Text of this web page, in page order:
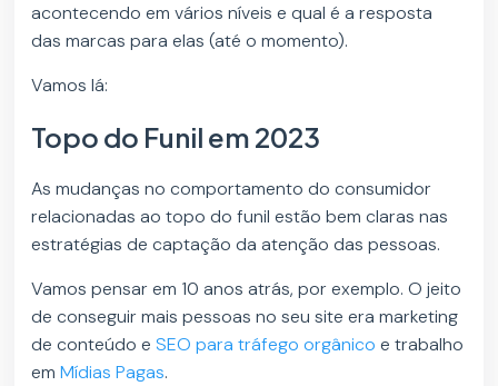
acontecendo em vários níveis e qual é a resposta
das marcas para elas (até o momento).
Vamos lá:
Topo do Funil em 2023
As mudanças no comportamento do consumidor
relacionadas ao topo do funil estão bem claras nas
estratégias de captação da atenção das pessoas.
Vamos pensar em 10 anos atrás, por exemplo. O jeito
de conseguir mais pessoas no seu site era marketing
de conteúdo eSEO para tráfego orgânico e trabalho
emMídias Pagas.